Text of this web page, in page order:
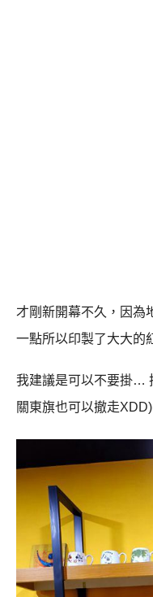
才剛新開幕不久，因為
一點所以印製了大大的
我建議是可以不要掛…
關東旗也可以撤走